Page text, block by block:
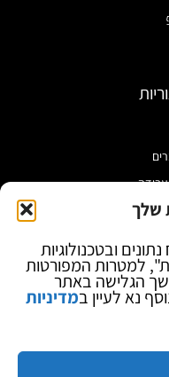
שלך
ובטכנולוגיות
למטרות המפורטות
הגלישה באתר
נא לעיין במדיניות
עבודה
הלחמה
כח ומודדים
אופטי להגדלה